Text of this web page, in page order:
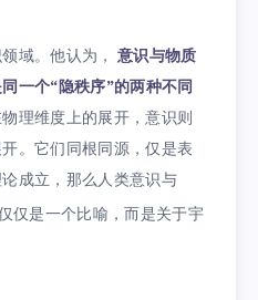
域。他认为， 意识与物质
一个“隐秩序”的两种不同
理维度上的展开，意识则
。它们同根同源，仅是表
成立，那么人类意识与
仅是一个比喻，而是关于宇